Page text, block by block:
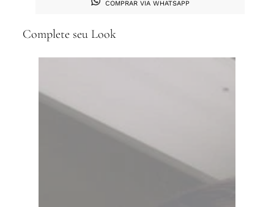
COMPRAR VIA WHATSAPP
Complete seu Look